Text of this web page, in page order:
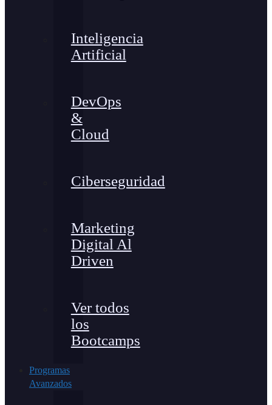
Inteligencia
Artificial
DevOps
&
Cloud
Ciberseguridad
Marketing
Digital Al
Driven
Ver todos
los
Bootcamps
Programas
Avanzados